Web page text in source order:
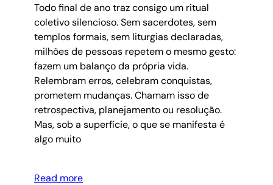
Todo final de ano traz consigo um ritual
coletivo silencioso. Sem sacerdotes, sem
templos formais, sem liturgias declaradas,
milhões de pessoas repetem o mesmo gesto:
fazem um balanço da própria vida.
Relembram erros, celebram conquistas,
prometem mudanças. Chamam isso de
retrospectiva, planejamento ou resolução.
Mas, sob a superfície, o que se manifesta é
algo muito
Read more